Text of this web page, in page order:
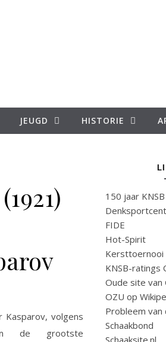
JEUGD HISTORIE
Kasparov, volgens
de grootste
150 jaar KNSB
FIDE
Hot-Spirit
KNSB-ratings
Oude site van
OZU op
Probleem van
Schaakbond
Schaaksite.nl